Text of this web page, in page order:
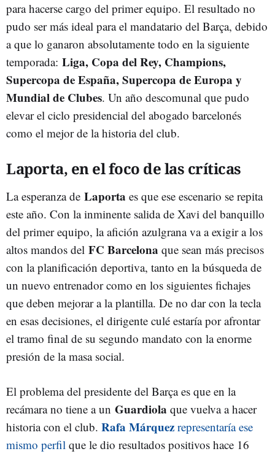
para hacerse cargo del primer equipo. El resultado no
pudo ser más ideal para el mandatario del Barça, debido
a que lo ganaron absolutamente todo en la siguiente
temporada: Liga, Copa del Rey, Champions,
Supercopa de España, Supercopa de Europa y
Mundial de Clubes. Un año descomunal que pudo
elevar el ciclo presidencial del abogado barcelonés
como el mejor de la historia del club.
Laporta, en el foco de las críticas
La esperanza de Laporta es que ese escenario se repita
este año. Con la inminente salida de Xavi del banquillo
del primer equipo, la afición azulgrana va a exigir a los
altos mandos del FC Barcelona que sean más precisos
con la planificación deportiva, tanto en la búsqueda de
un nuevo entrenador como en los siguientes fichajes
que deben mejorar a la plantilla. De no dar con la tecla
en esas decisiones, el dirigente culé estaría por afrontar
el tramo final de su segundo mandato con la enorme
presión de la masa social.
El problema del presidente del Barça es que en la
recámara no tiene a un Guardiola que vuelva a hacer
historia con el club. Rafa Márquez representaría ese
mismo perfil que le dio resultados positivos hace 16